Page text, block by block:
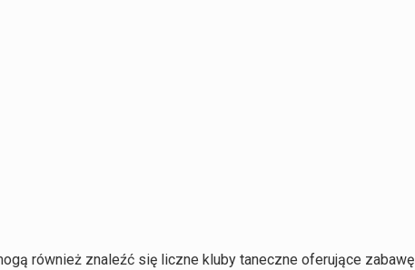
również znaleźć się liczne kluby taneczne oferujące zabawę